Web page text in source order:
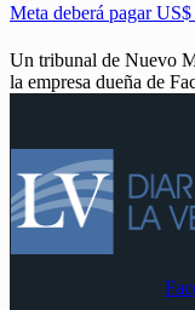
Meta deberá pagar
Un tribunal de Nuevo
la empresa dueña de